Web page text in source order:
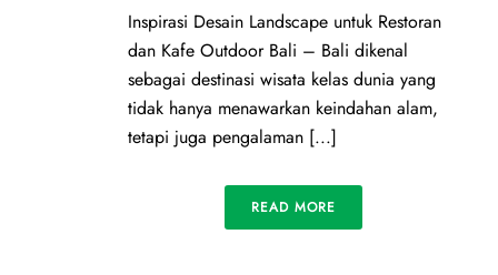
Inspirasi Desain Landscape untuk Restoran
dan Kafe Outdoor Bali – Bali dikenal
sebagai destinasi wisata kelas dunia yang
tidak hanya menawarkan keindahan alam,
tetapi juga pengalaman [...]
READ MORE